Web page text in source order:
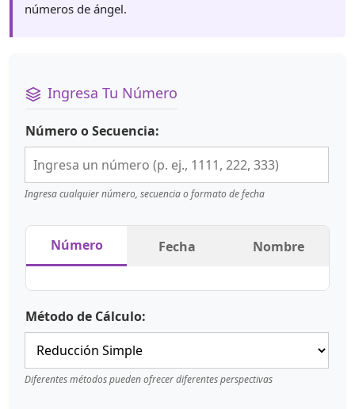
números de ángel.
Ingresa Tu Número
Número o Secuencia:
Ingresa cualquier número, secuencia o formato de fecha
Número Fecha Nombre
Método de Cálculo:
Diferentes métodos pueden ofrecer diferentes perspectivas